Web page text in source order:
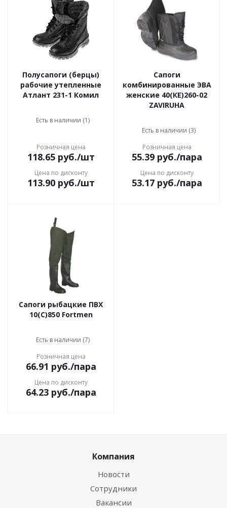
Полусапоги (берцы)
рабочие утепленные
Атлант 231-1 Комил
Есть в наличии (1)
Розничная цена
118.65руб./шт
Цена по дисконту
113.90руб./шт
Сапоги
комбинированные ЭВА
женские 40(КЕ)260-02
ZAVIRUHA
Есть в наличии (3)
Розничная цена
55.39руб./пара
Цена по дисконту
53.17руб./пара
Сапоги рыбацкие ПВХ
10(С)850 Fortmen
Есть в наличии (7)
Розничная цена
66.91 руб./пара
Цена по дисконту
64.23руб./пара
Компания
Новости
Сотрудники
Вакансии